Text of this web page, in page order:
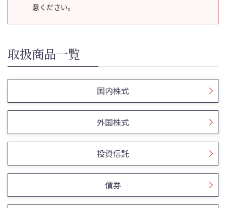
意ください。
取扱商品一覧
国内株式
外国株式
投資信託
債券